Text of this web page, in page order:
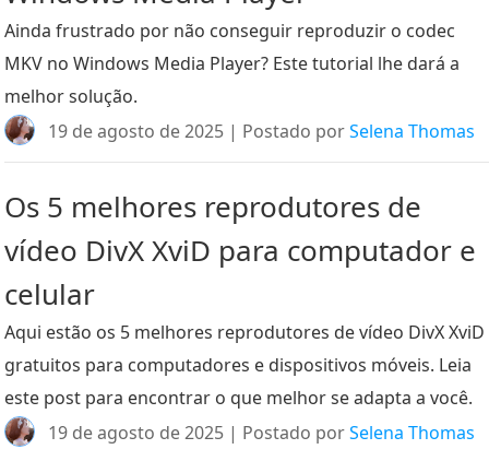
Ainda frustrado por não conseguir reproduzir o codec
MKV no Windows Media Player? Este tutorial lhe dará a
melhor solução.
19 de agosto de 2025 | Postado porSelena Thomas
Os 5 melhores reprodutores de
vídeo DivX XviD para computador e
celular
Aqui estão os 5 melhores reprodutores de vídeo DivX XviD
gratuitos para computadores e dispositivos móveis. Leia
este post para encontrar o que melhor se adapta a você.
19 de agosto de 2025 | Postado porSelena Thomas